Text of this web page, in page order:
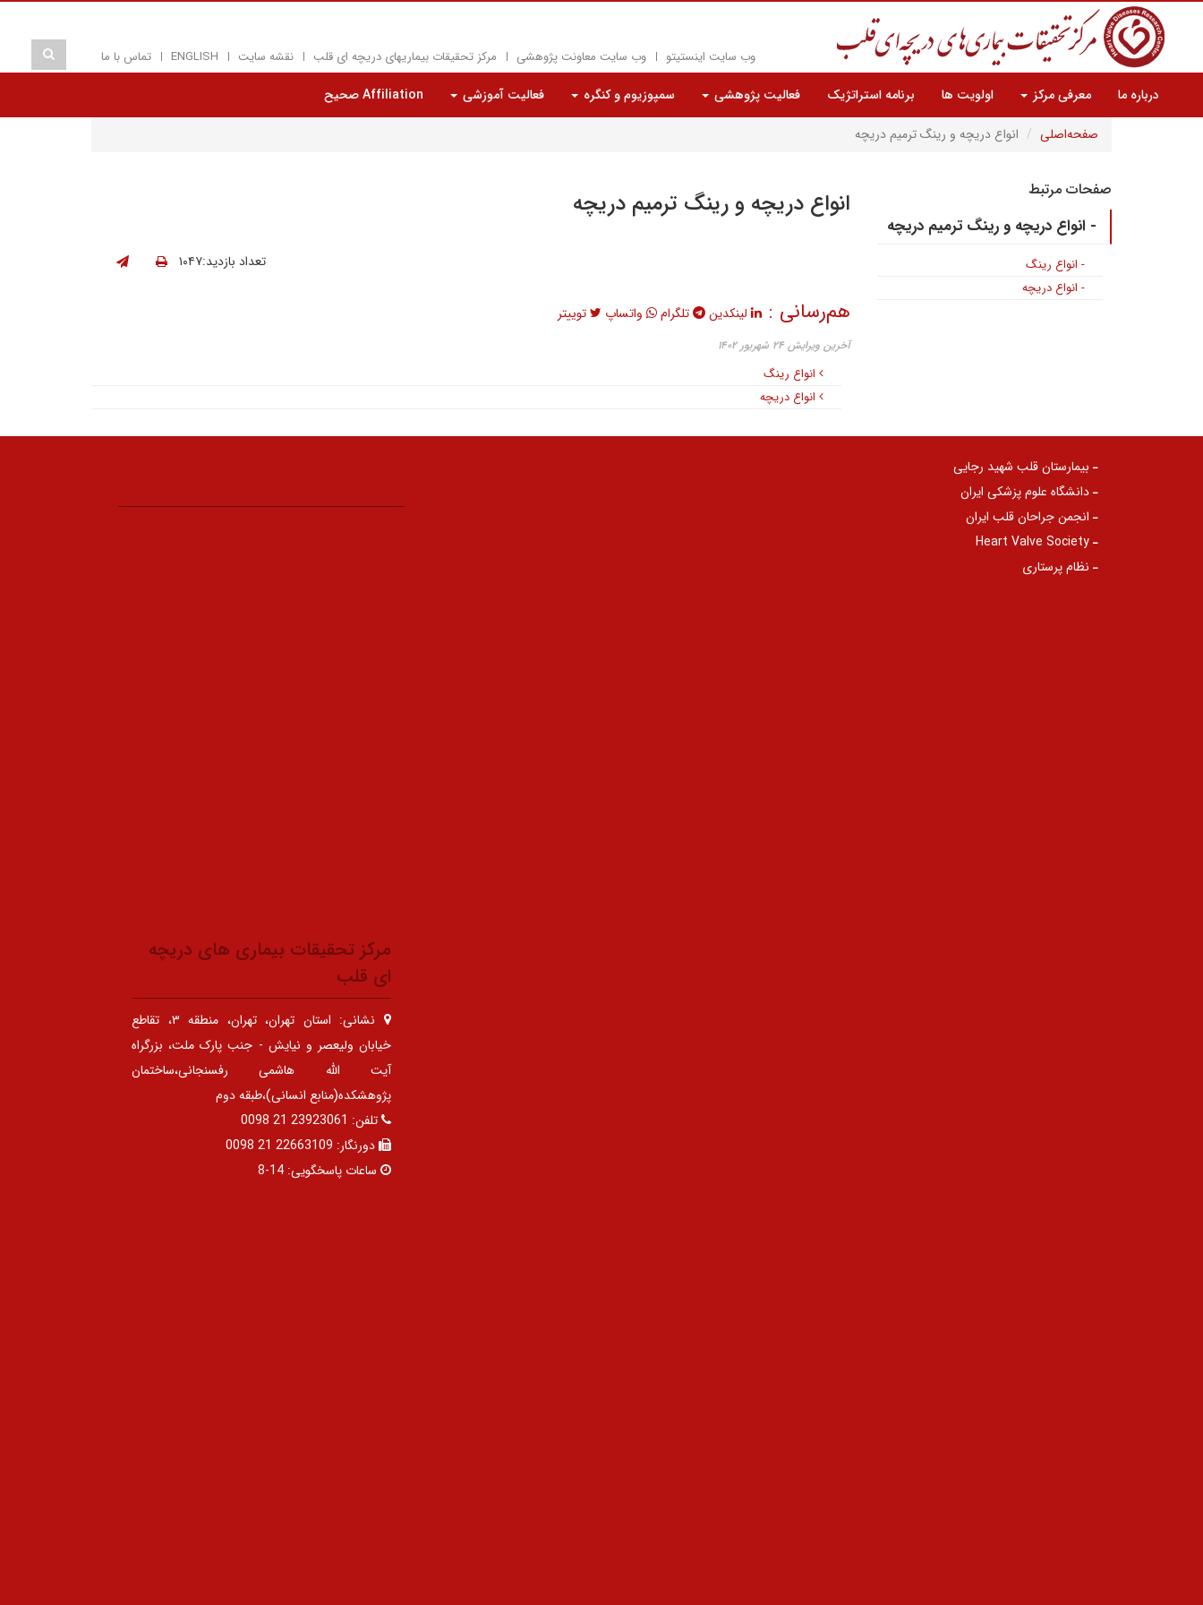
وب سایت اینستیتو وب سایت معاونت پژوهشی مرکز تحقیقات بیماریهای دریچه ای قلب نقشه سایت ENGLISH تماس با ما
درباره ما معرفی مرکز اولویت ها برنامه استراتژیک فعالیت پژوهشی سمپوزیوم و کنگره فعالیت آموزشی
Affiliation صحیح
صفحه‌اصلی
انواع دریچه و رینگ ترمیم دریچه
انواع دریچه و رینگ ترمیم دریچه
تعداد بازدید:۱۰۴۷
هم‌رسانی : لینکدین تلگرام واتساپ توییتر
آخرین ویرایش ۲۴ شهریور ۱۴۰۲
انواع رینگ
انواع دریچه
صفحات مرتبط
- انواع دریچه و رینگ ترمیم دریچه
- انواع رینگ
- انواع دریچه
بیمارستان قلب شهید رجایی
دانشگاه علوم پزشکی ایران
انجمن جراحان قلب ایران
نظام پرستاری
مرکز تحقیقات بیماری های دریچه
ای قلب
نشانی:
استان تهران، تهران، منطقه ۳، تقاطع
خیابان ولیعصر و نیایش - جنب پارک ملت، بزرگراه
آیت الله هاشمی رفسنجانی،ساختمان
پژوهشکده(منابع انسانی)،طبقه دوم
تلفن: 23923061 21 0098
دورنگار: 22663109 21 0098
ساعات پاسخگویی: 14-8